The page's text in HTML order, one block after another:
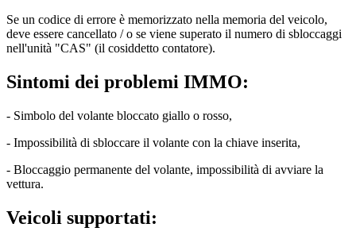
Se un codice di errore è memorizzato nella memoria del veicolo,
deve essere cancellato / o se viene superato il numero di sbloccaggi
nell'unità "CAS" (il cosiddetto contatore).
Sintomi dei problemi IMMO:
- Simbolo del volante bloccato giallo o rosso,
- Impossibilità di sbloccare il volante con la chiave inserita,
- Bloccaggio permanente del volante, impossibilità di avviare la
vettura.
Veicoli supportati: